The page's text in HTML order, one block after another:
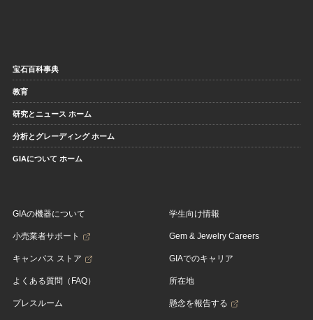
宝石百科事典
教育
研究とニュース ホーム
分析とグレーディング ホーム
GIAについて ホーム
GIAの機器について
小売業者サポート
キャンパス ストア
よくある質問（FAQ）
プレスルーム
学生向け情報
Gem & Jewelry Careers
GIAでのキャリア
所在地
懸念を報告する